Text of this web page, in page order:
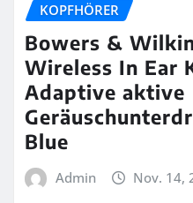
KOPFHÖRER
Bowers &
Wireless In Ear
Adaptive aktive
Blue
Admin Nov. 14,